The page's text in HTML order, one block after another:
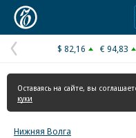
Предыдущая
страница
$ 82,16 € 94,83
Оставаясь на сайте, вы
куки
Нижняя Волга